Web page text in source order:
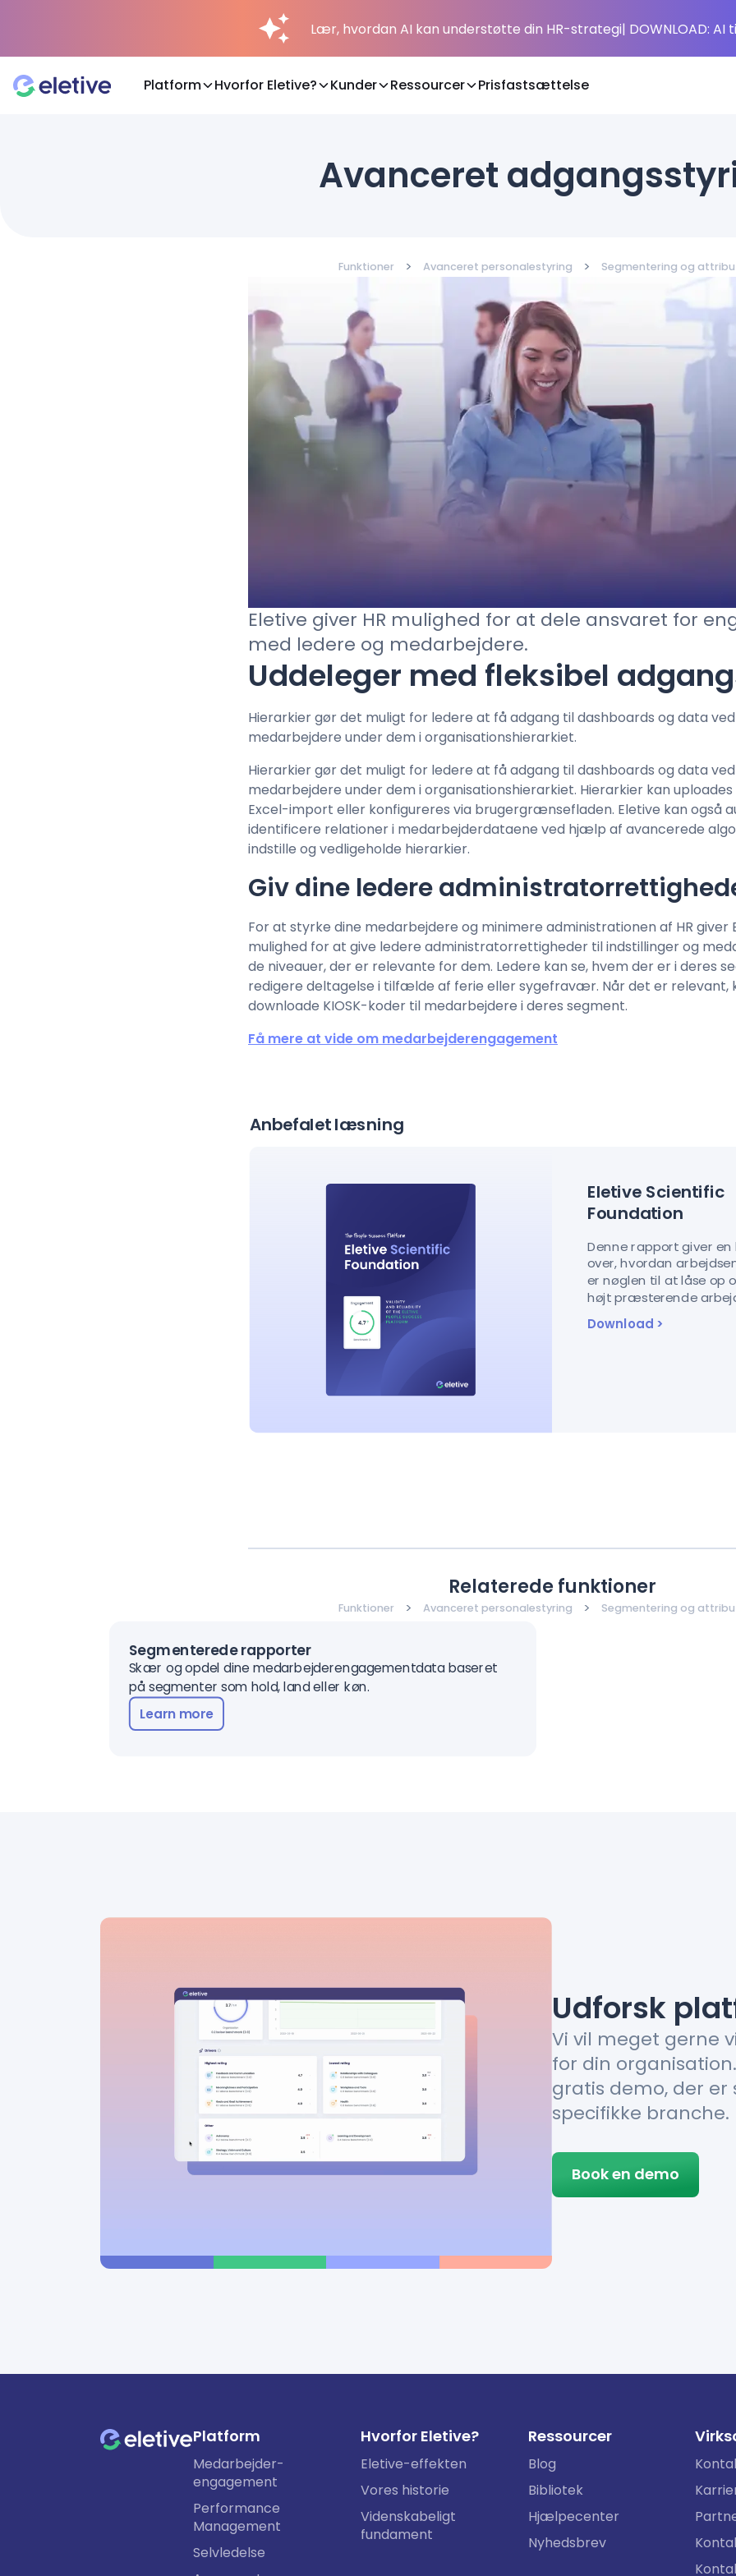
Lær, hvordan AI kan understøtte din HR-strategi| DOWNLOAD: AI
Platform Hvorfor Eletive? Kunder Ressourcer Prisfastsættelse
Kontakt salg
Avanceret
Funktioner > Avanceret personalestyring > Segmentering og
Eletive giver HR mulighed for at dele ansvaret for
med ledere og medarbejdere.
Uddeleger med fleksibel
Hierarkier gør det muligt for ledere at få adgang til dashboards og data
medarbejdere under dem i organisationshierarkiet.
Hierarkier gør det muligt for ledere at få adgang til dashboards og data
medarbejdere under dem i organisationshierarkiet. Hierarkier kan
Excel-import eller konfigureres via brugergrænsefladen. Eletive kan også
identificere relationer i medarbejderdataene ved hjælp af avancerede
indstille og vedligeholde hierarkier.
Giv dine ledere
For at styrke dine medarbejdere og minimere administrationen af HR giver
mulighed for at give ledere administratorrettigheder til indstillinger og
de niveauer, der er relevante for dem. Ledere kan se, hvem der er i deres
redigere deltagelse i tilfælde af ferie eller sygefravær. Når det er relevant,
downloade KIOSK-koder til medarbejdere i deres segment.
Få mere at vide om medarbejderengagement
Anbefalet læsning
Eletive Scientific
Foundation
Denne rapport giver
over, hvordan
er nøglen til at låse op
højt præsterende
Download >
Relaterede funktioner
Funktioner > Avanceret personalestyring > Segmentering og
Segmenterede rapporter
Skær og opdel dine medarbejderengagementdata baseret
på segmenter som hold, land eller køn.
Learn more
Udforsk
Vi vil meget gerne
for din
gratis demo, der
specifikke branche.
Book en demo
Platform
Medarbejder-
engagement
Performance
Management
Selvledelse
Hvorfor Eletive?
Eletive-effekten
Vores historie
Videnskabeligt
fundament
Ressourcer
Blog
Bibliotek
Hjælpecenter
Nyhedsbrev